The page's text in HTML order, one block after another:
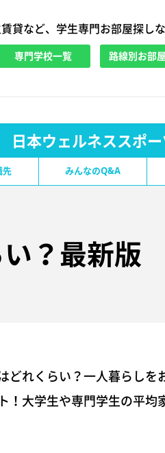
貸など、学生専門お部屋探し
専門学校一覧 路線別お部
日本ウェルネススポ
先 みんなのQ&A
？最新版
れくらい？一人暮らしを
大学生や専門学生の平均